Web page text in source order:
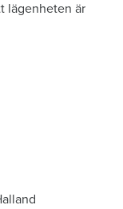
lägenheten är